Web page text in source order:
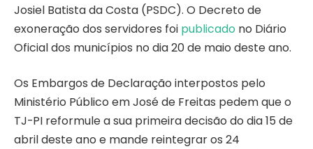
Josiel Batista da Costa (PSDC). O Decreto de
exoneração dos servidores foi publicado no Diário
Oficial dos municípios no dia 20 de maio deste ano.
Os Embargos de Declaração interpostos pelo
Ministério Público em José de Freitas pedem que o
TJ-PI reformule a sua primeira decisão do dia 15 de
abril deste ano e mande reintegrar os 24